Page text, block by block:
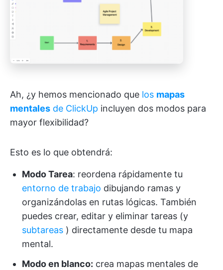
Ah, ¿y hemos mencionado que los mapas
mentales de ClickUp incluyen dos modos para
mayor flexibilidad?
Esto es lo que obtendrá:
Modo Tarea: reordena rápidamente tu
entorno de trabajo dibujando ramas y
organizándolas en rutas lógicas. También
puedes crear, editar y eliminar tareas (y
subtareas ) directamente desde tu mapa
mental.
Modo en blanco: crea mapas mentales de